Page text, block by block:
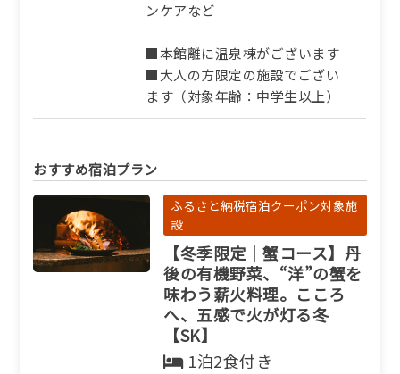
ンケアなど
■本館離に温泉棟がございます
■大人の方限定の施設でござい
ます（対象年齢：中学生以上）
おすすめ宿泊プラン
ふるさと納税宿泊クーポン対象施
設
【冬季限定｜蟹コース】丹
後の有機野菜、“洋”の蟹を
味わう薪火料理。こころ
へ、五感で火が灯る冬
【SK】
1泊2食付き